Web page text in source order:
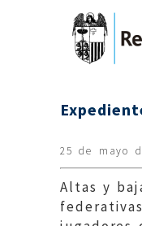
25 de mayo
Altas y